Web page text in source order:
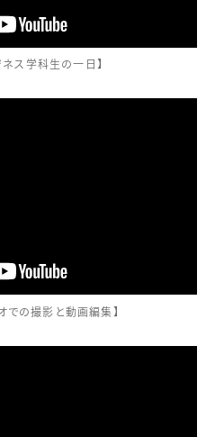
ネス学科生の一日】
での撮影と動画編集】